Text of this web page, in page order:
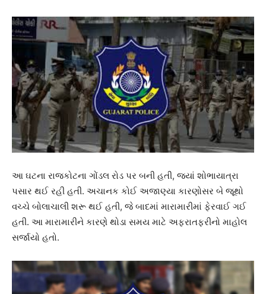
આ ઘટના રાજકોટના ગોંડલ રોડ પર બની હતી, જ્યાં શોભાયાત્રા
પસાર થઈ રહી હતી. અચાનક કોઈ અજાણ્યા કારણોસર બે જૂથો
વચ્ચે બોલાચાલી શરૂ થઈ હતી, જે બાદમાં મારામારીમાં ફેરવાઈ ગઈ
હતી. આ મારામારીને કારણે થોડા સમય માટે અફરાતફરીનો માહોલ
સર્જાયો હતો.